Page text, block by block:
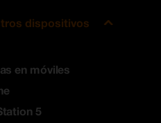
dispositivos
en móviles
5